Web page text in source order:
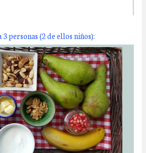
personas (2 de ellos niños):